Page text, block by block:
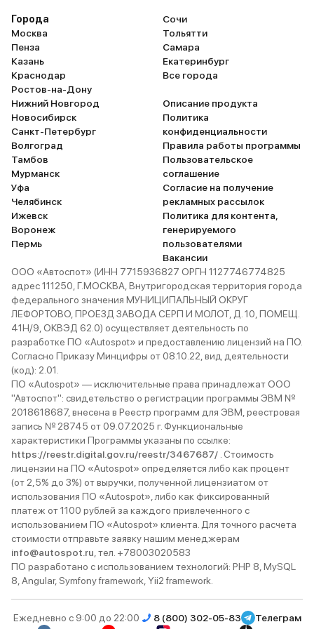
Поскольку машину
порадовала
прямо таки напичкано
есть активные
которые защищают от
торможения.
Города
Москва
Пенза
Казань
Краснодар
Ростов-на-Дону
Нижний Новгород
Новосибирск
Санкт-Петербург
Волгоград
Тамбов
Мурманск
Уфа
Челябинск
Ижевск
Воронеж
Пермь
Сочи
Тольятти
Самара
Екатеринбург
Все города
Описание продукта
Политика
конфиденциальности
Правила работы программы
Пользовательское
соглашение
Согласие на получение
рекламных рассылок
Политика для контента,
генерируемого
пользователями
Вакансии
ООО «Автоспот» (ИНН 7715936827 ОРГН 1127746774825
адрес 111250, Г.МОСКВА, Внутригородская территория города
федерального значения МУНИЦИПАЛЬНЫЙ ОКРУГ
ЛЕФОРТОВО, ПРОЕЗД ЗАВОДА СЕРП И МОЛОТ, Д. 10, ПОМЕЩ.
41Н/9, ОКВЭД 62.0) осуществляет деятельность по
разработке ПО «Autospot» и предоставлению лицензий на ПО.
Согласно Приказу Минцифры от 08.10.22, вид деятельности
(код): 2.01.
ПО «Autospot» — исключительные права принадлежат ООО
"Автоспот": свидетельство о регистрации программы ЭВМ №
2018618687, внесена в Реестр программ для ЭВМ, реестровая
запись № 28745 от 09.07.2025 г. Функциональные
характеристики Программы указаны по ссылке:
https://reestr.digital.gov.ru/reestr/3467687/ . Стоимость
лицензии на ПО «Autospot» определяется либо как процент
(от 2,5% до 3%) от выручки, полученной лицензиатом от
использования ПО «Autospot», либо как фиксированный
платеж от 1100 рублей за каждого привлеченного с
использованием ПО «Autospot» клиента. Для точного расчета
стоимости отправьте заявку нашим менеджерам
info@autospot.ru , тел. +78003020583
ПО разработано с использованием технологий: PHP 8, MySQL
8, Angular, Symfony framework, Yii2 framework.
Ежедневно с 9:00 до 22:00 8 (800) 302-05-83
Телеграм